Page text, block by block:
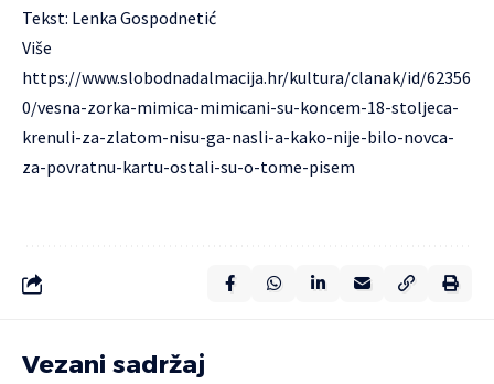
Tekst: Lenka Gospodnetić
Više
https://www.slobodnadalmacija.hr/kultura/clanak/id/62356
0/vesna-zorka-mimica-mimicani-su-koncem-18-stoljeca-
krenuli-za-zlatom-nisu-ga-nasli-a-kako-nije-bilo-novca-
za-povratnu-kartu-ostali-su-o-tome-pisem
Vezani sadržaj